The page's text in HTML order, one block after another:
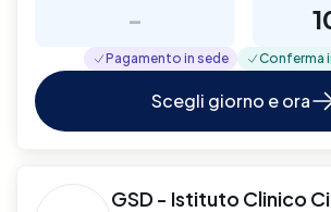
-
Pagamento in sede Conferma
Scegli giorno e ora
GSD - Istituto Clinico